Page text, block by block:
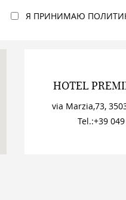
Я ПРИНИМАЮ
HOTEL
via Marzia,73,
Tel.:+39